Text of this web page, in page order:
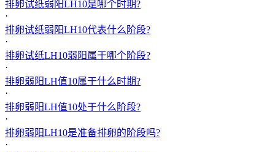
排卵试纸弱阳LH10是哪个时期?
·
排卵试纸弱阳LH10代表什么阶段?
·
排卵试纸LH10弱阳属于哪个阶段?
·
排卵弱阳LH值10属于什么时期?
·
排卵弱阳LH值10处于什么阶段?
·
排卵弱阳LH10是准备排卵的阶段吗?
·